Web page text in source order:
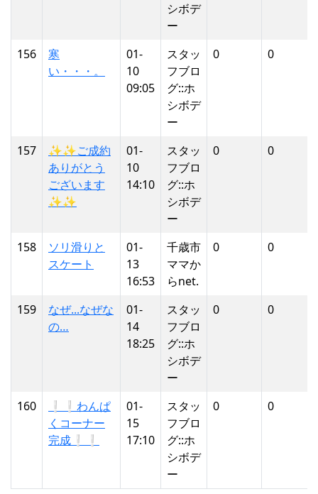
シボデ
ー
156
寒
い・・・。
01-
10
09:05
スタッ
フブロ
グ::ホ
シボデ
ー
0 0
157
✨✨ご成約
ありがとう
ございます
✨✨
01-
10
14:10
スタッ
フブロ
グ::ホ
シボデ
ー
0 0
158
ソリ滑りと
スケート
01-
13
16:53
千歳市
ママか
らnet.
0 0
159
なぜ...なぜな
の…
01-
14
18:25
スタッ
フブロ
グ::ホ
シボデ
ー
0 0
160
❕❕わんぱ
くコーナー
完成❕❕
01-
15
17:10
スタッ
フブロ
グ::ホ
シボデ
ー
0 0